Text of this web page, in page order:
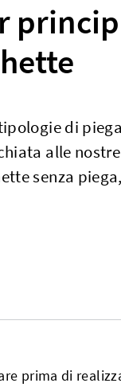
di
alle
senza
prima di